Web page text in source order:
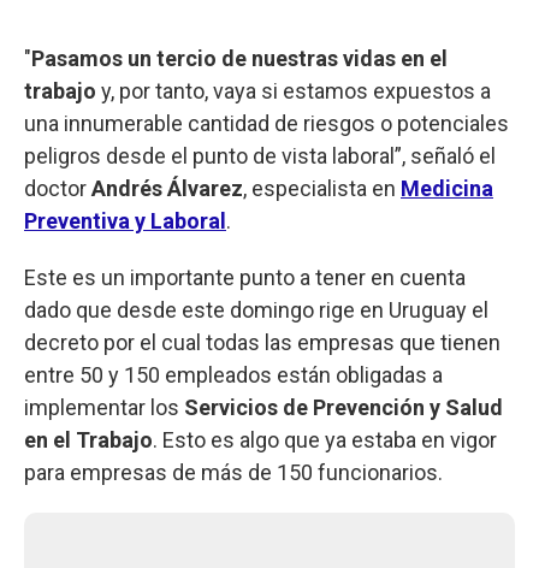
"Pasamos un tercio de nuestras vidas en el
trabajo y, por tanto, vaya si estamos expuestos a
una innumerable cantidad de riesgos o potenciales
peligros desde el punto de vista laboral”, señaló el
doctorAndrés Álvarez, especialista en Medicina
Preventiva y Laboral .
Este es un importante punto a tener en cuenta
dado que desde este domingo rige en Uruguay el
decreto por el cual todas las empresas que tienen
entre 50 y 150 empleados están obligadas a
implementar los Servicios de Prevención y Salud
en el Trabajo. Esto es algo que ya estaba en vigor
para empresas de más de 150 funcionarios.